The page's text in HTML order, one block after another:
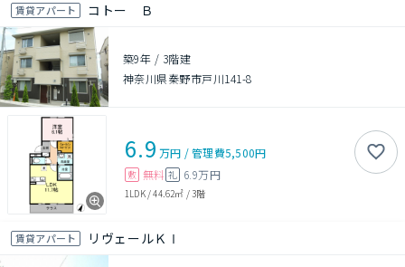
賃貸アパート コトー Ｂ
築9年 / 3階建
神奈川県秦野市戸川141-8
6.9 万円 /管理費5,500円
敷 無料 礼 6.9万円
1LDK/44.62㎡ /3階
賃貸アパート リヴェールＫⅠ